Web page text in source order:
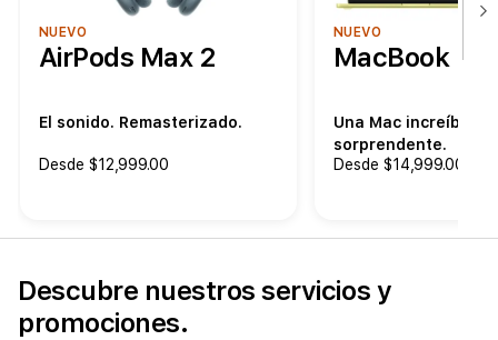
NUEVO
AirPods Max 2
El sonido. Remasterizado.
Desde $12,999.00
NUEVO
MacBook
Una Mac increíble.
sorprendente.
Desde $14,999.00
Descubre nuestros servicios y
promociones.